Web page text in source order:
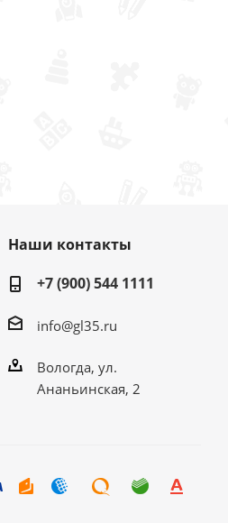
Наши контакты
+7 (900) 544 1111
info@gl35.ru
Вологда, ул.
Ананьинская, 2